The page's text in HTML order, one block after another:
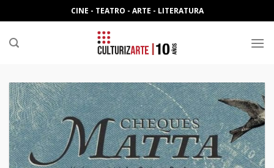
to
content
CINE - TEATRO - ARTE - LITERATURA